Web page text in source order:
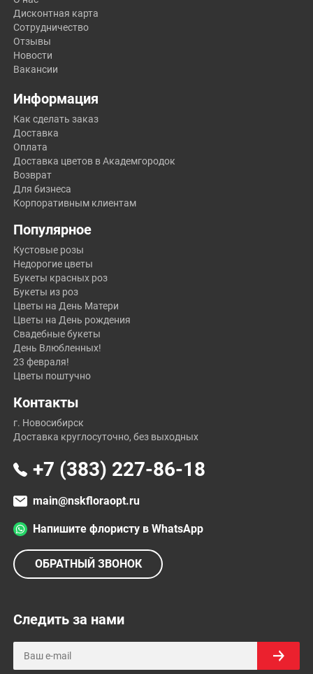
Дисконтная карта
Сотрудничество
Отзывы
Новости
Вакансии
Информация
Как сделать заказ
Доставка
Оплата
Доставка цветов в Академгородок
Возврат
Для бизнеса
Корпоративным клиентам
Популярное
Кустовые розы
Недорогие цветы
Букеты красных роз
Букеты из роз
Цветы на День Матери
Цветы на День рождения
Свадебные букеты
День Влюбленных!
23 февраля!
Цветы поштучно
Контакты
г. Новосибирск
Доставка круглосуточно, без выходных
+7 (383) 227-86-18
main@nskfloraopt.ru
Напишите флористу в WhatsApp
ОБРАТНЫЙ ЗВОНОК
Следить за нами